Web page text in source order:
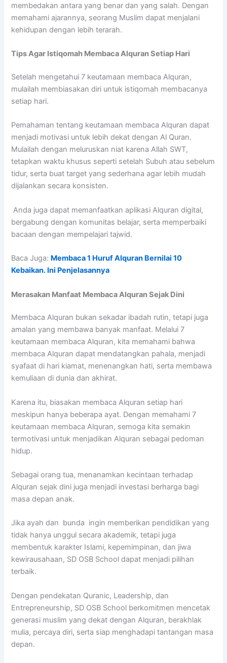
membedakan antara yang benar dan yang salah. Dengan
memahami ajarannya, seorang Muslim dapat menjalani
kehidupan dengan lebih terarah.
Tips Agar Istiqomah Membaca Alquran Setiap Hari
Setelah mengetahui 7 keutamaan membaca Alquran,
mulailah membiasakan diri untuk istiqomah membacanya
setiap hari.
Pemahaman tentang keutamaan membaca Alquran dapat
menjadi motivasi untuk lebih dekat dengan Al Quran.
Mulailah dengan meluruskan niat karena Allah SWT,
tetapkan waktu khusus seperti setelah Subuh atau sebelum
tidur, serta buat target yang sederhana agar lebih mudah
dijalankan secara konsisten.
Anda juga dapat memanfaatkan aplikasi Alquran digital,
bergabung dengan komunitas belajar, serta memperbaiki
bacaan dengan mempelajari tajwid.
Baca Juga: Membaca 1 Huruf Alquran Bernilai 10
Kebaikan. Ini Penjelasannya
Merasakan Manfaat Membaca Alquran Sejak Dini
Membaca Alquran bukan sekadar ibadah rutin, tetapi juga
amalan yang membawa banyak manfaat. Melalui 7
keutamaan membaca Alquran, kita memahami bahwa
membaca Alquran dapat mendatangkan pahala, menjadi
syafaat di hari kiamat, menenangkan hati, serta membawa
kemuliaan di dunia dan akhirat.
Karena itu, biasakan membaca Alquran setiap hari
meskipun hanya beberapa ayat. Dengan memahami 7
keutamaan membaca Alquran, semoga kita semakin
termotivasi untuk menjadikan Alquran sebagai pedoman
hidup.
Sebagai orang tua, menanamkan kecintaan terhadap
Alquran sejak dini juga menjadi investasi berharga bagi
masa depan anak.
Jika ayah dan bunda ingin memberikan pendidikan yang
tidak hanya unggul secara akademik, tetapi juga
membentuk karakter Islami, kepemimpinan, dan jiwa
kewirausahaan, SD OSB School dapat menjadi pilihan
terbaik.
Dengan pendekatan Quranic, Leadership, dan
Entrepreneurship, SD OSB School berkomitmen mencetak
generasi muslim yang dekat dengan Alquran, berakhlak
mulia, percaya diri, serta siap menghadapi tantangan masa
depan.